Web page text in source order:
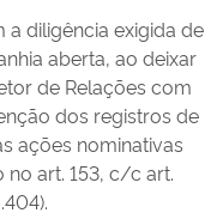
diligência exigida de
aberta, ao deixar
de Relações com
dos registros de
ações nominativas
art. 153, c/c art.